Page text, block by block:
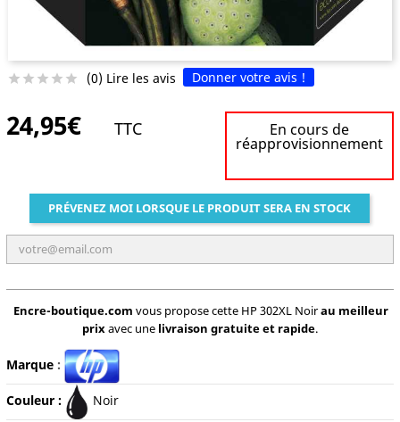
     (0) Lire les avis Donner votre avis !
24,95€ TTC En cours de
réapprovisionnement
PRÉVENEZ MOI LORSQUE LE PRODUIT SERA EN STOCK
Encre-boutique.com vous propose cette HP 302XL Noirau meilleur
prixavec une livraison gratuite et rapide.
Marque:
Couleur :
Noir